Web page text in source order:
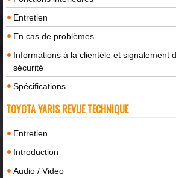
Entretien
En cas de problèmes
Informations à la clientèle et signalement
sécurité
Spécifications
TOYOTA YARIS REVUE TECHNIQUE
Entretien
Introduction
Audio / Video